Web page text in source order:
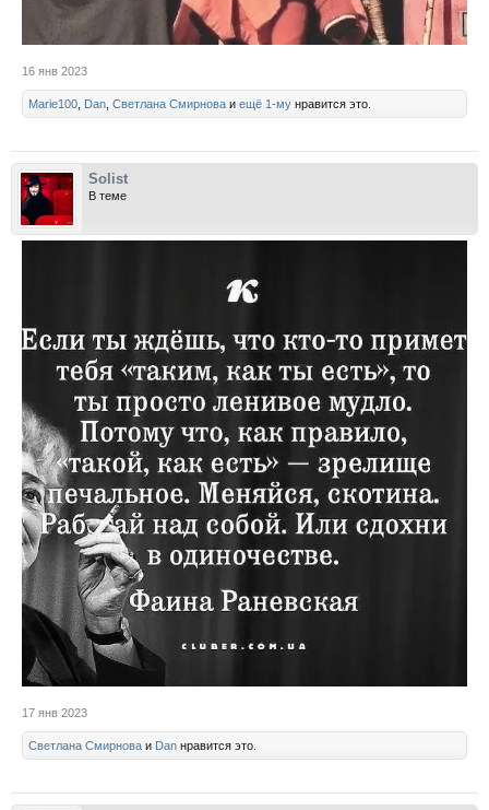
16 янв 2023
Marie100 Dan Светлана Смирнова и ещё 1-му нравится это.
Solist
В теме
17 янв 2023
Светлана Смирнова и Dan нравится это.